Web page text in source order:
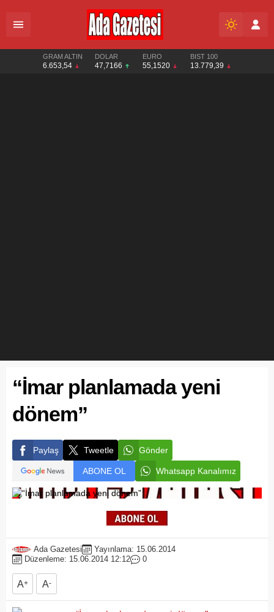
GRAM ALTIN
6.653,54
DOLAR
47,7166
EURO
55,1520
BIST 100
13.779,39
“İmar planlamada yeni
dönem”
Paylaş Tweetle Gönder
ABONE OL Whatsapp Kanalımız
Ada Gazetesi
Yayınlama: 15.06.2014
Düzenleme: 15.06.2014 12:12
0
A+ A-